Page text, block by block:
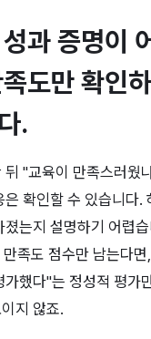
과 증명이
도만 확인하
.
뒤 "교육이 만족스러웠
확인할 수 있습니다.
졌는지 설명하기 어렵
족도 점수만 남는다
가했다"는 정성적 평가
지 않죠.